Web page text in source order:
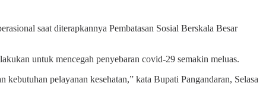
saat diterapkannya Pembatasan Sosial Berskala Besar
untuk mencegah penyebaran covid-29 semakin meluas.
pelayanan kesehatan,” kata Bupati Pangandaran, Selasa